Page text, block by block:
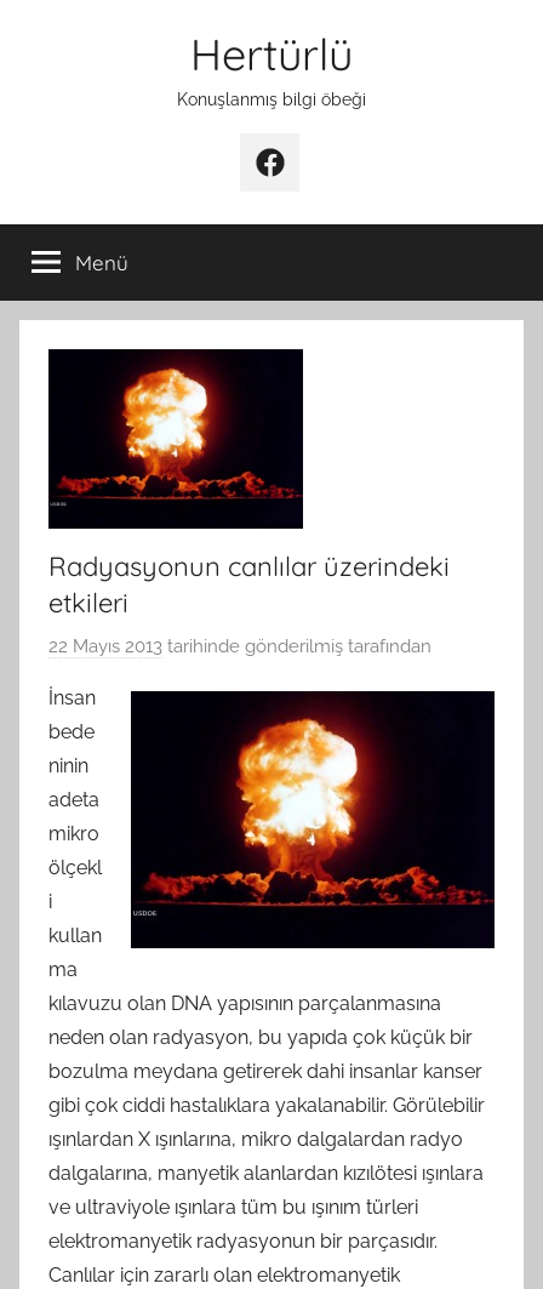
Hertürlü
Konuşlanmış bilgi öbeği
Facebook
Menü
Radyasyonun canlılar üzerindeki
etkileri
22 Mayıs 2013 tarihinde gönderilmiş tarafından
İnsan
bede
ninin
adeta
mikro
ölçekl
i
kullan
ma
kılavuzu olan DNA yapısının parçalanmasına
neden olan radyasyon, bu yapıda çok küçük bir
bozulma meydana getirerek dahi insanlar kanser
gibi çok ciddi hastalıklara yakalanabilir. Görülebilir
ışınlardan X ışınlarına, mikro dalgalardan radyo
dalgalarına, manyetik alanlardan kızılötesi ışınlara
ve ultraviyole ışınlara tüm bu ışınım türleri
elektromanyetik radyasyonun bir parçasıdır.
Canlılar için zararlı olan elektromanyetik